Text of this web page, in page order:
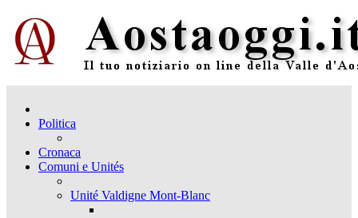
Politica
Cronaca
Comuni e Unités
Unité Valdigne Mont-Blanc